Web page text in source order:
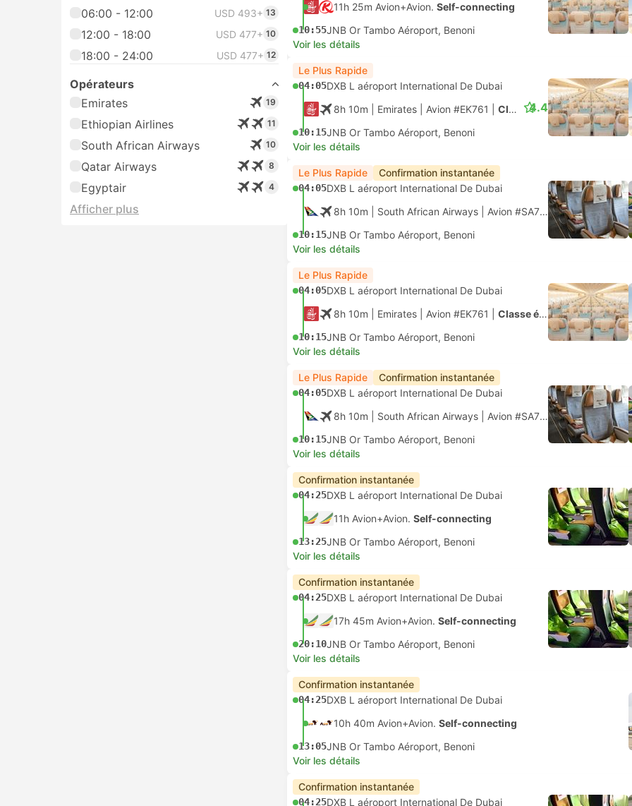
06:00 - 12:00 USD 493+ 13
12:00 - 18:00 USD 477+ 10
18:00 - 24:00 USD 477+ 12
Opérateurs
Emirates
19
Ethiopian Airlines 11
South African Airways 10
Qatar Airways 8
Egyptair 4
Afficher plus
11h 25m Avion+Avion. Self-connecting
10:55JNB Or Tambo Aéroport, Benoni
Voir les détails
Le Plus Rapide
04:05DXB L aéroport International De Dubai
8h 10m | Emirates Avion #EK761 Classe économique
10:15JNB Or Tambo Aéroport, Benoni
4.4
Voir les détails
Le Plus Rapide Confirmation instantanée
04:05DXB L aéroport International De Dubai
8h 10m | South African Airways Avion #SA7159 |Classe
10:15JNB Or Tambo Aéroport, Benoni
Voir les détails
Le Plus Rapide
04:05DXB L aéroport International De Dubai
8h 10m | Emirates Avion #EK761 Classe économique
10:15JNB Or Tambo Aéroport, Benoni
Voir les détails
Le Plus Rapide Confirmation instantanée
04:05DXB L aéroport International De Dubai
8h 10m | South African Airways Avion #SA7159 |Classe
10:15JNB Or Tambo Aéroport, Benoni
Voir les détails
Confirmation instantanée
04:25DXB L aéroport International De Dubai
11h Avion+Avion. Self-connecting
13:25JNB Or Tambo Aéroport, Benoni
Voir les détails
Confirmation instantanée
04:25DXB L aéroport International De Dubai
17h 45m Avion+Avion. Self-connecting
20:10JNB Or Tambo Aéroport, Benoni
Voir les détails
Confirmation instantanée
04:25DXB L aéroport International De Dubai
10h 40m Avion+Avion. Self-connecting
13:05JNB Or Tambo Aéroport, Benoni
Voir les détails
Confirmation instantanée
04:25DXB L aéroport International De Dubai